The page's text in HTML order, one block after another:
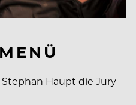
Haupt die Jury